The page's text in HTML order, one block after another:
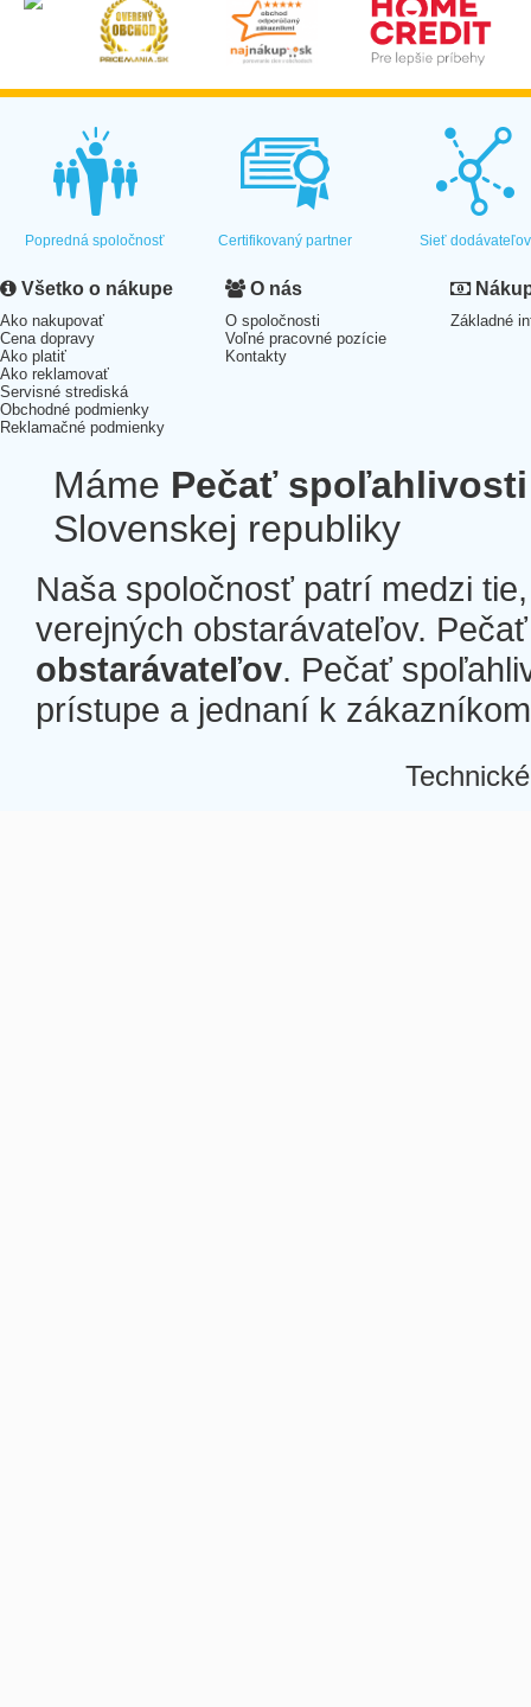
Popredná spoločnosť Certifikovaný partner Sieť dodávateľov
Všetko o nákupe
Ako nakupovať
Cena dopravy
Ako platiť
Ako reklamovať
Servisné strediská
Obchodné podmienky
Reklamačné podmienky
O nás
O spoločnosti
Voľné pracovné pozície
Kontakty
Základné
Máme Pečať spoľahlivosti
Slovenskej republiky
Naša spoločnosť patrí medzi
verejných obstarávateľov.
obstarávateľov. Pečať
prístupe a jednaní k